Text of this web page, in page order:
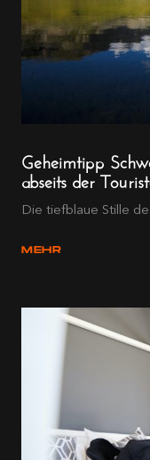
Geheimtipp
abseits der
Die tiefblaue Stille
MEHR